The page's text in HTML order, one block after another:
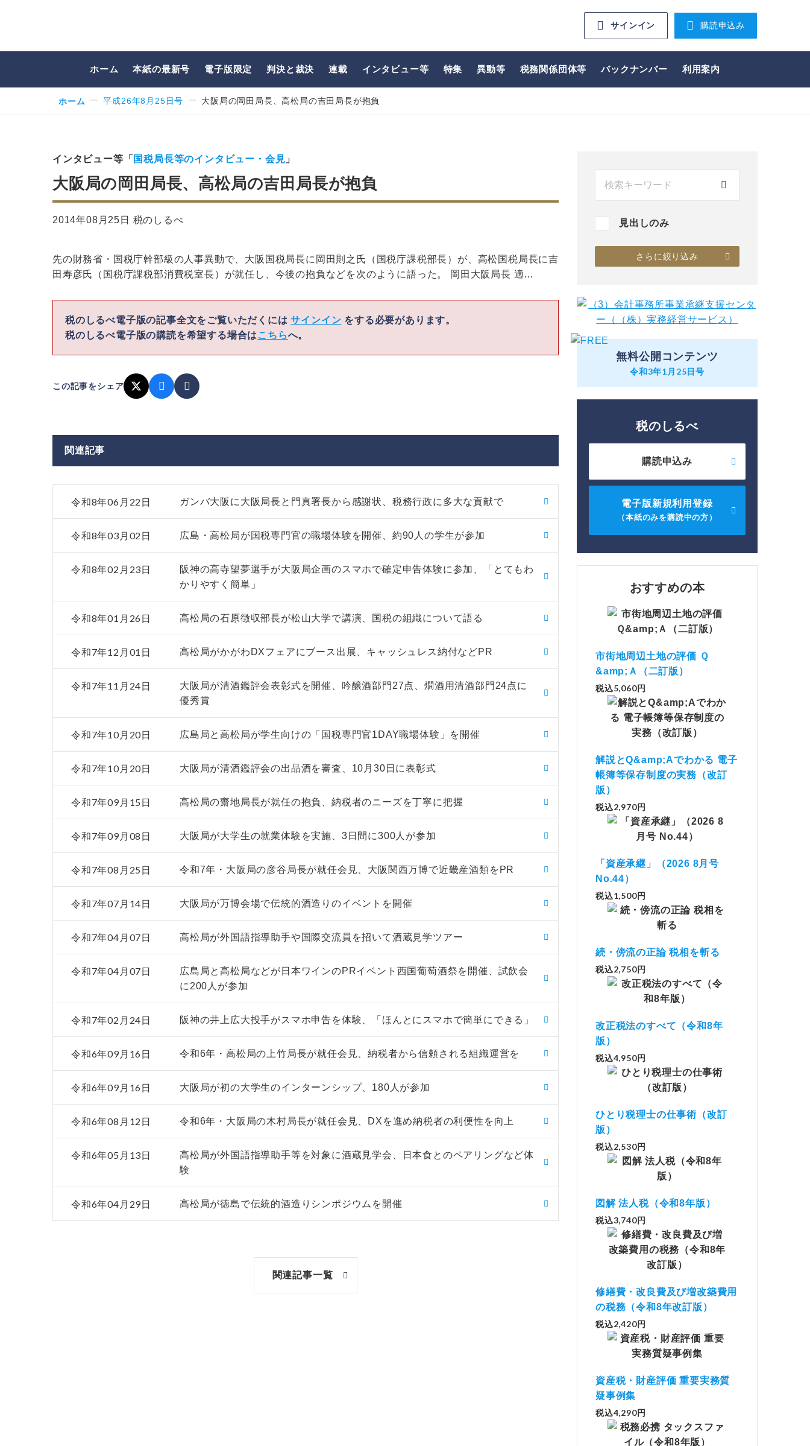
サインイン 購読申込み
ホーム 本紙の最新号 電子版限定 判決と裁決 連載 インタビュー等 特集 異動等 税務関係団体等 バックナンバー 利用案内
ホーム 平成26年8月25日号 大阪局の岡田局長、高松局の吉田局長が抱負
インタビュー等「 国税局長等のインタビュー・会見 」
大阪局の岡田局長、高松局の吉田局長が抱負
2014年08月25日 税のしるべ
先の財務省・国税庁幹部級の人事異動で、大阪国税局長に岡田則之氏（国税庁課税部長）が、高松国税局長に吉
田寿彦氏（国税庁課税部消費税室長）が就任し、今後の抱負などを次のように語った。 岡田大阪局長 適…
税のしるべ電子版の記事全文をご覧いただくにはサインイン をする必要があります。
税のしるべ電子版の購読を希望する場合は こちらへ。
この記事をシェア
関連記事
令和8年06月22日 ガンバ大阪に大阪局長と門真署長から感謝状、税務行政に多大な貢献で
令和8年03月02日 広島・高松局が国税専門官の職場体験を開催、約90人の学生が参加
令和8年02月23日
阪神の高寺望夢選手が大阪局企画のスマホで確定申告体験に参加、「とてもわ
かりやすく簡単」
令和8年01月26日 高松局の石原徴収部長が松山大学で講演、国税の組織について語る
令和7年12月01日 高松局がかがわDXフェアにブース出展、キャッシュレス納付などPR
令和7年11月24日
大阪局が清酒鑑評会表彰式を開催、吟醸酒部門27点、燗酒用清酒部門24点に
優秀賞
令和7年10月20日 広島局と高松局が学生向けの「国税専門官1DAY職場体験」を開催
令和7年10月20日 大阪局が清酒鑑評会の出品酒を審査、10月30日に表彰式
令和7年09月15日 高松局の齋地局長が就任の抱負、納税者のニーズを丁寧に把握
令和7年09月08日 大阪局が大学生の就業体験を実施、3日間に300人が参加
令和7年08月25日 令和7年・大阪局の彦谷局長が就任会見、大阪関西万博で近畿産酒類をPR
令和7年07月14日 大阪局が万博会場で伝統的酒造りのイベントを開催
令和7年04月07日 高松局が外国語指導助手や国際交流員を招いて酒蔵見学ツアー
令和7年04月07日
広島局と高松局などが日本ワインのPRイベント西国葡萄酒祭を開催、試飲会
に200人が参加
令和7年02月24日 阪神の井上広大投手がスマホ申告を体験、「ほんとにスマホで簡単にできる」
令和6年09月16日 令和6年・高松局の上竹局長が就任会見、納税者から信頼される組織運営を
令和6年09月16日 大阪局が初の大学生のインターンシップ、180人が参加
令和6年08月12日 令和6年・大阪局の木村局長が就任会見、DXを進め納税者の利便性を向上
令和6年05月13日
高松局が外国語指導助手等を対象に酒蔵見学会、日本食とのペアリングなど体
験
令和6年04月29日 高松局が徳島で伝統的酒造りシンポジウムを開催
関連記事一覧
見出しのみ
さらに絞り込み
無料公開コンテンツ
令和3年1月25日号
税のしるべ
購読申込み
電子版新規利用登録
（本紙のみを購読中の方）
おすすめの本
市街地周辺土地の評価 Ｑ
&amp;Ａ（二訂版）
税込5,060円
解説とQ&amp;Aでわかる 電子
帳簿等保存制度の実務（改訂
版）
税込2,970円
「資産承継」（2026 8月号
No.44）
税込1,500円
続・傍流の正論 税相を斬る
税込2,750円
改正税法のすべて（令和8年
版）
税込4,950円
ひとり税理士の仕事術（改訂
版）
税込2,530円
図解 法人税（令和8年版）
税込3,740円
修繕費・改良費及び増改築費用
の税務（令和8年改訂版）
税込2,420円
資産税・財産評価 重要実務質
疑事例集
税込4,290円